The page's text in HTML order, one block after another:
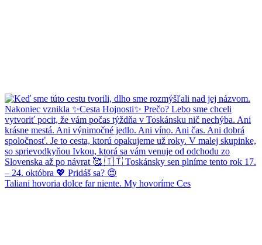
Taliani hovoria dolce far niente. My hovoríme Ces